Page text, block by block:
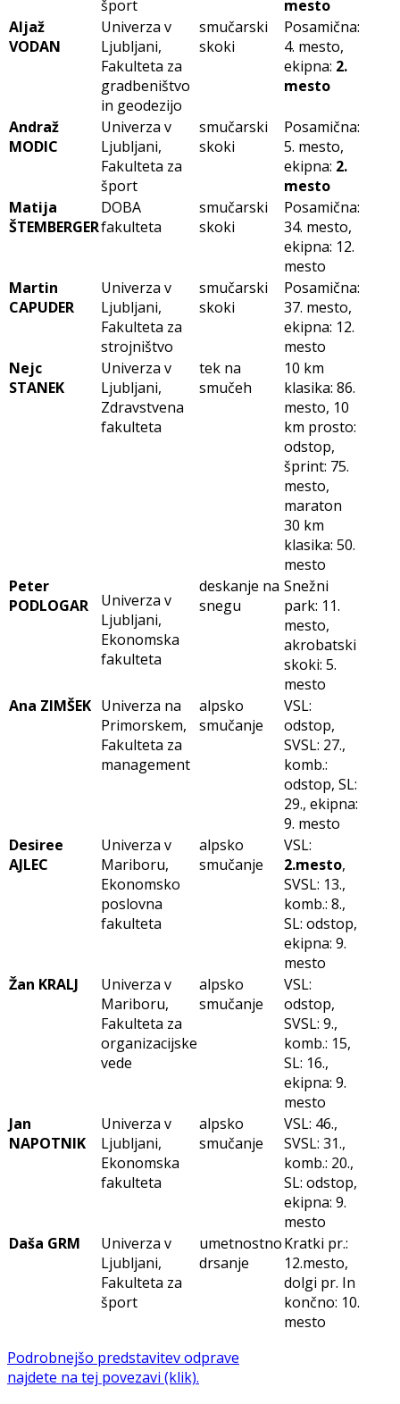
šport
mesto
Aljaž
VODAN
Univerza v
Ljubljani,
Fakulteta za
gradbeništvo
in geodezijo
smučarski
skoki
Posamična:
4. mesto,
ekipna: 2.
mesto
Andraž
MODIC
Univerza v
Ljubljani,
Fakulteta za
šport
smučarski
skoki
Posamična:
5. mesto,
ekipna: 2.
mesto
Matija
ŠTEMBERGER
DOBA
fakulteta
smučarski
skoki
Posamična:
34. mesto,
ekipna: 12.
mesto
Martin
CAPUDER
Univerza v
Ljubljani,
Fakulteta za
strojništvo
smučarski
skoki
Posamična:
37. mesto,
ekipna: 12.
mesto
Nejc
STANEK
Univerza v
Ljubljani,
Zdravstvena
fakulteta
tek na
smučeh
10 km
klasika: 86.
mesto, 10
km prosto:
odstop,
šprint: 75.
mesto,
maraton
30 km
klasika: 50.
mesto
Peter
PODLOGAR
Univerza v
Ljubljani,
Ekonomska
fakulteta
deskanje na
snegu
Snežni
park: 11.
mesto,
akrobatski
skoki: 5.
mesto
Ana ZIMŠEK Univerza na
Primorskem,
Fakulteta za
management
alpsko
smučanje
VSL:
odstop,
SVSL: 27.,
komb.:
odstop, SL:
29., ekipna:
9. mesto
Desiree
AJLEC
Univerza v
Mariboru,
Ekonomsko
poslovna
fakulteta
alpsko
smučanje
VSL:
2.mesto,
SVSL: 13.,
komb.: 8.,
SL: odstop,
ekipna: 9.
mesto
Žan KRALJ
Univerza v
Mariboru,
Fakulteta za
organizacijske
vede
alpsko
smučanje
VSL:
odstop,
SVSL: 9.,
komb.: 15,
SL: 16.,
ekipna: 9.
mesto
Jan
NAPOTNIK
Univerza v
Ljubljani,
Ekonomska
fakulteta
alpsko
smučanje
VSL: 46.,
SVSL: 31.,
komb.: 20.,
SL: odstop,
ekipna: 9.
mesto
Daša GRM
Univerza v
Ljubljani,
Fakulteta za
šport
umetnostno
drsanje
Kratki pr.:
12.mesto,
dolgi pr. In
končno: 10.
mesto
Podrobnejšo predstavitev odprave
najdete na tej povezavi (klik).